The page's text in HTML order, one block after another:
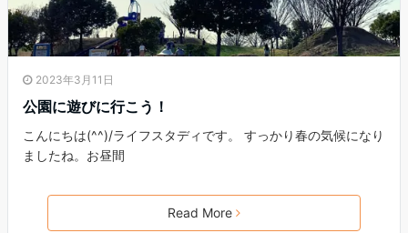
2023年3月11日
公園に遊びに行こう！
こんにちは(^^)/ライフスタディです。 すっかり春の気候になり
ましたね。お昼間
Read More